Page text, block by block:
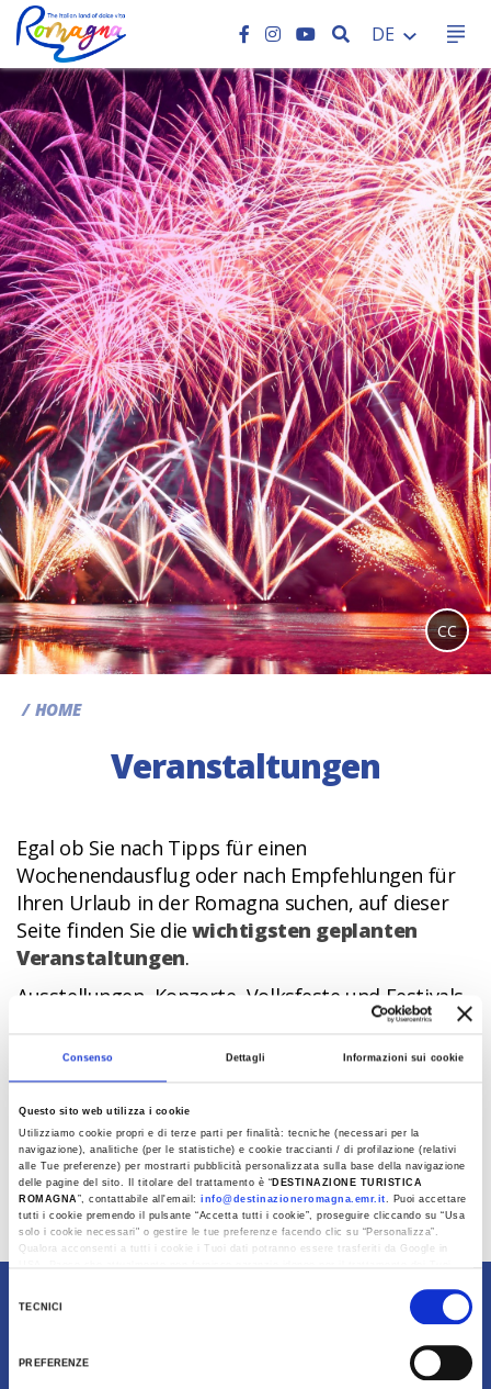
Consenso Dettagli Informazioni sui cookie
Questo sito web utilizza i cookie
Utilizziamo cookie propri e di terze parti per finalità: tecniche (necessari per la
navigazione), analitiche (per le statistiche) e cookie traccianti / di profilazione (relativi
alle Tue preferenze) per mostrarti pubblicità personalizzata sulla base della navigazione
delle pagine del sito. Il titolare del trattamento è “ DESTINAZIONE TURISTICA
ROMAGNA”, contattabile all'email:info@destinazioneromagna.emr.it. Puoi accettare
tutti i cookie premendo il pulsante “Accetta tutti i cookie”, proseguire cliccando su “Usa
solo i cookie necessari" o gestire le tue preferenze facendo clic su “Personalizza”.
Qualora acconsenti a tutti i cookie i Tuoi dati potranno essere trasferiti da Google in
TECNICI
PREFERENZE
SEARCH
DE
CC
HOME
Veranstaltungen
Egal ob Sie nach Tipps für einen
Wochenendausflug oder nach Empfehlungen für
Ihren Urlaub in der Romagna suchen, auf dieser
Seite finden Sie diewichtigsten geplanten
Veranstaltungen.
Ausstellungen, Konzerte, Volksfeste und Festivals,
aber auch Sportveranstaltungen, Messen und
Kongresse sowie Kino-, Tanz- und
Theaterveranstaltungen: Wenn Sie Ihre Suche in
der nachfolgenden Maske einstellen, können Sie
Veranstaltungen und Ereignisse nach Art und
Stadtsowienach Datum und touristischem
Makrogebietfiltern, falls Sie noch unschlüssig
sind, wo Sie hinwollen.
Last update 07/04/2023
Inhalte im Besitz von Destinazione Turistica Romagna